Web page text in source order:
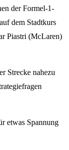
der Formel-1-
dem Stadtkurs
Piastri (McLaren)
Strecke nahezu
etwas Spannung